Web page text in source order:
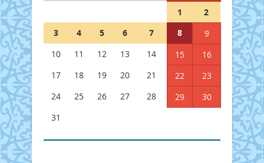
1
2
3
4 5 6 7 8
9
10
11 12 13 14 15
16
17
18 19 20 21 22
23
24
25 26 27 28 29
30
31